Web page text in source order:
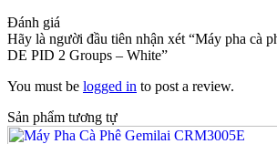
Đánh giá
Hãy là người đầu tiên nhận xét “Máy pha cà
DE PID 2 Groups – White”
You must be logged in to post a review.
Sản phẩm tương tự